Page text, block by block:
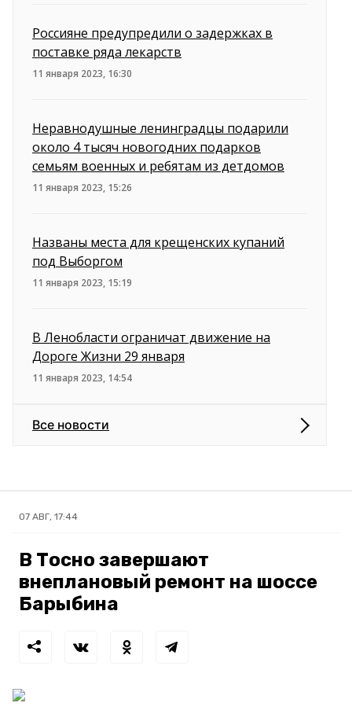
Россияне предупредили о задержках в
поставке ряда лекарств
11 января 2023, 16:30
Неравнодушные ленинградцы подарили
около 4 тысяч новогодних подарков
семьям военных и ребятам из детдомов
11 января 2023, 15:26
Названы места для крещенских купаний
под Выборгом
11 января 2023, 15:19
В Ленобласти ограничат движение на
Дороге Жизни 29 января
11 января 2023, 14:54
Все новости
07 АВГ, 17:44
В Тосно завершают
внеплановый ремонт на шоссе
Барыбина